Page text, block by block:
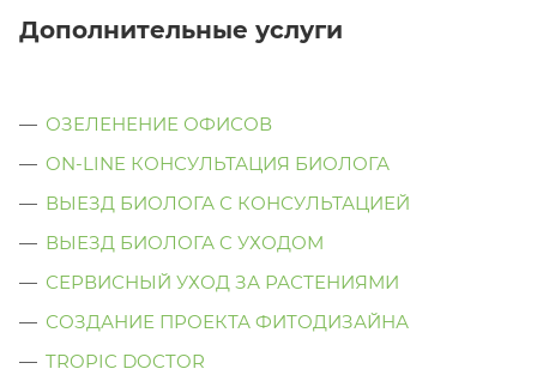
Дополнительные услуги
ОЗЕЛЕНЕНИЕ ОФИСОВ
ON-LINE КОНСУЛЬТАЦИЯ БИОЛОГА
ВЫЕЗД БИОЛОГА С КОНСУЛЬТАЦИЕЙ
ВЫЕЗД БИОЛОГА C УХОДОМ
СЕРВИСНЫЙ УХОД ЗА РАСТЕНИЯМИ
СОЗДАНИЕ ПРОЕКТА ФИТОДИЗАЙНА
TROPIC DOCTOR